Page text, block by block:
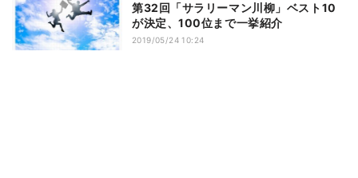
第32回「サラリーマン川柳」ベスト10
が決定、100位まで一挙紹介
2019/05/24 10:24